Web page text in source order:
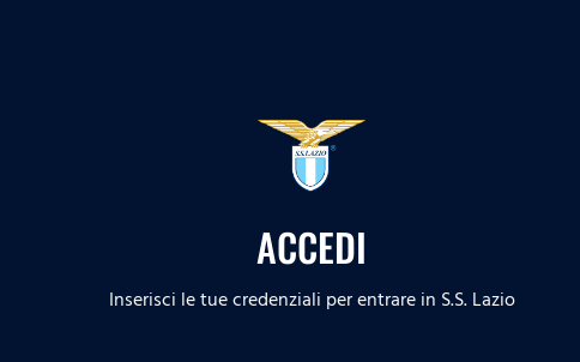
ACCEDI
Inserisci le tue credenziali per entrare in S.S. Lazio